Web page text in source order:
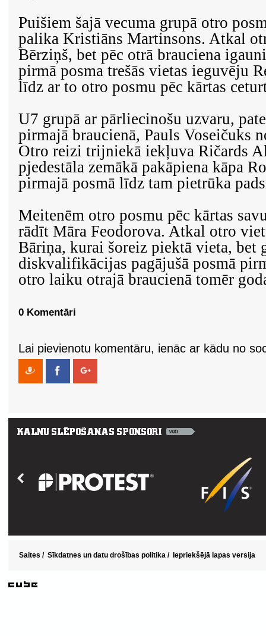
Puišiem šajā vecuma grupā otro
palika Kristiāns Martinsons. Atkal
Bērziņš, bet pēc otrā brauciena
pirmā posma trešās vietas ieguvēju
līdz ar to otro posmu pēc kārtas
U7 grupā ar pārliecinošu uzvaru,
pirmajā braucienā, Pauls Voseičuks
Otro reizi trijniekā iekļuva Ričards
pjedestāla zemākā pakāpiena kāpa
pirmajā posmā līdz tam pietrūka
Meitenēm otro posmu pēc kārtas
rādīt Māra Feodorova. Atkal otro
Bāriņa, kurai šoreiz piektā vieta, bet
diskvalifikācijas pagājušā posmā
otro laiku otrajā braucienā tomēr
0 Komentāri
Lai pievienotu komentāru, ienāc ar kādu no
Saites / Sīkdatnes un datu drošības politika / Iepriekšējā lapas versija